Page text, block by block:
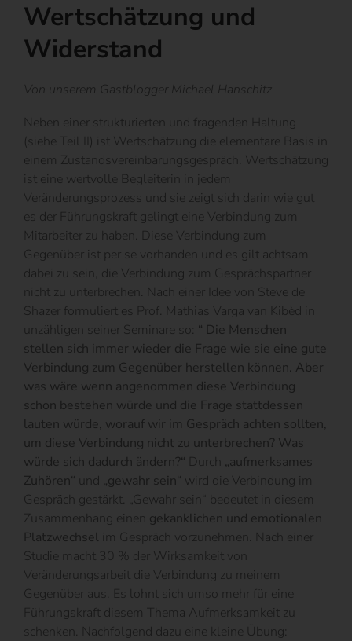
Wertschätzung und
Widerstand
Von unserem Gastblogger Michael Hanschitz
Neben einer strukturierten und fragenden Haltung
(siehe Teil II) ist Wertschätzung die elementare Basis in
einem Zustandsvereinbarungsgespräch. Wertschätzung
ist eine wertvolle Begleiterin in jedem
Veränderungsprozess und sie zeigt sich darin wie gut
es der Führungskraft gelingt eine Verbindung zum
Mitarbeiter zu haben. Diese Verbindung zum
Gegenüber ist per se vorhanden und es gilt achtsam
dabei zu sein, die Verbindung zum Gesprächspartner
nicht zu unterbrechen. Nach einer Idee von Steve de
Shazer formuliert es Prof. Mathias Varga van Kibèd in
unzähligen seiner Seminare so: “ Die Menschen
stellen sich immer wieder die Frage wie sie eine gute
Verbindung zum Gegenüber herstellen können. Aber
was wäre wenn angenommen diese Verbindung
schon bestehen würde und die Frage stattdessen
lauten würde, worauf wir im Gespräch achten sollten,
um diese Verbindung nicht zu unterbrechen? Was
würde sich dadurch ändern?“ Durch „aufmerksames
Zuhören“ und „gewahr sein“ wird die Verbindung im
Gespräch gestärkt. „Gewahr sein“ bedeutet in diesem
Zusammenhang einen gekanklichen und emotionalen
Platzwechsel im Gespräch vorzunehmen. Nach einer
Studie macht 30 % der Wirksamkeit von
Veränderungsarbeit die Verbindung zu meinem
Gegenüber aus. Es lohnt sich umso mehr für eine
Führungskraft diesem Thema Aufmerksamkeit zu
schenken. Nachfolgend dazu eine kleine Übung: